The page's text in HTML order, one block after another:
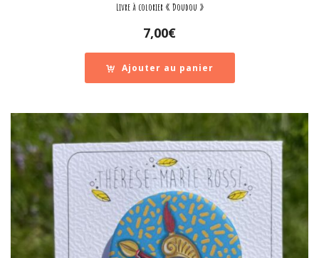
Livre à colorier « Doudou »
7,00€
Ajouter au panier